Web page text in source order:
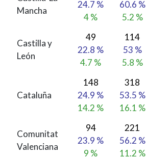
Mancha
24.7 %
4 %
60.6 %
5.2 %
Castilla y
León
49
22.8 %
4.7 %
114
53 %
5.8 %
Cataluña
148
24.9 %
14.2 %
318
53.5 %
16.1 %
Comunitat
Valenciana
94
23.9 %
9 %
221
56.2 %
11.2 %